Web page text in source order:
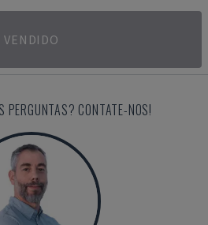
VENDIDO
PERGUNTAS? CONTATE-NOS!